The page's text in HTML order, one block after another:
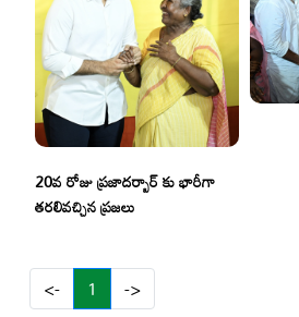
20వ రోజు ప్రజాదర్బార్ కు భారీగా
తరలివచ్చిన ప్రజలు
<- 1 (current)
->